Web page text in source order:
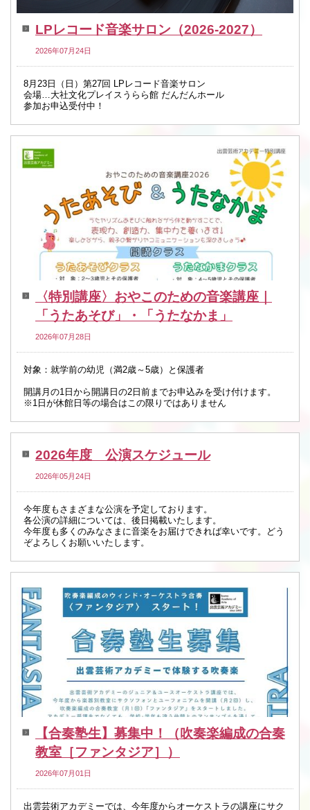
LPレコード音楽サロン（2026-2027）
2026年07月24日
8月23日（日）第27回 LPレコード音楽サロン
会場…大社文化プレイスうらら館 だんだんホール
参加お申込受付中！
〈特別講座〉おやこのための音楽講座｜
「うたあそび」・「うたなかま」
2026年07月28日
対象：就学前の幼児（満2歳～5歳）と保護者
開講月の1日から開講日の2日前までお申込みを受け付けます。
※1日が休館日等の場合はこの限りではありません
2026年度 公演スケジュール
2026年05月24日
今年度もさまざまな公演を予定しております。
各公演の詳細については、後日掲載いたします。
今年度も多くのみなさまに音楽をお届けできれば幸いです。どう
ぞよろしくお願いいたします。
【合奏塾生】募集中！（吹奏楽編成の合奏
教室［ファンタジア］）
2026年07月01日
出雲芸術アカデミーでは、今年度からオーケストラの講座にサク